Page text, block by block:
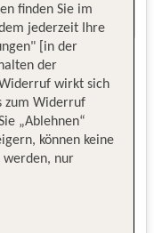
finden Sie im
jederzeit Ihre
[in der
der
wirkt sich
zum Widerruf
„Ablehnen“
können keine
nur